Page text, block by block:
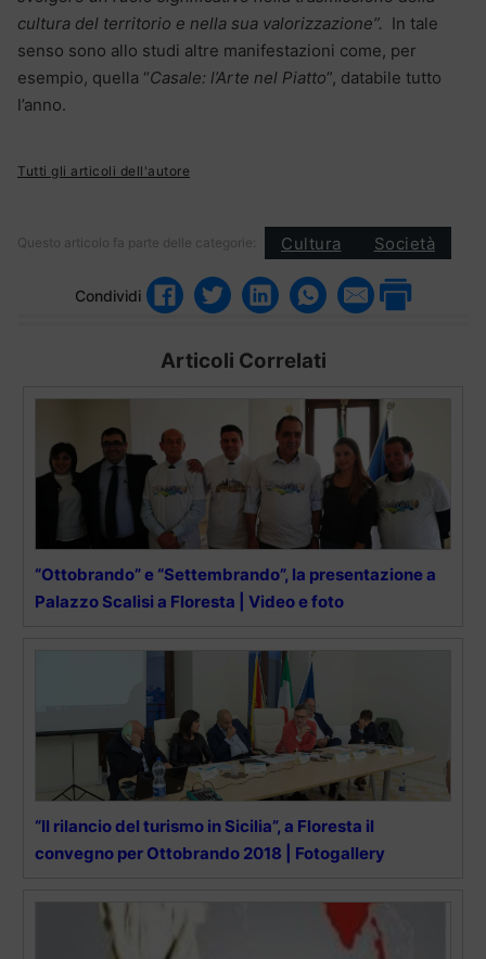
cultura del territorio e nella sua valorizzazione”. In tale
senso sono allo studi altre manifestazioni come, per
esempio, quella “Casale: l’Arte nel Piatto”, databile tutto
l’anno.
Tutti gli articoli dell'autore
Questo articolo fa parte delle categorie: Cultura Società
Condividi
Articoli Correlati
“Ottobrando” e “Settembrando”, la presentazione a
Palazzo Scalisi a Floresta | Video e foto
“Il rilancio del turismo in Sicilia”, a Floresta il
convegno per Ottobrando 2018 | Fotogallery